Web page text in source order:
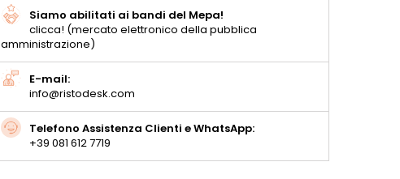
Siamo abilitati ai bandi del Mepa!
clicca! (mercato elettronico della pubblica
amministrazione)
E-mail:
info@ristodesk.com
Telefono Assistenza Clienti e WhatsApp:
+39 081 612 7719